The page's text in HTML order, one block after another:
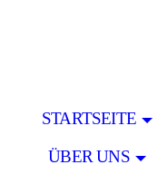
STARTSEITE
ÜBER UNS